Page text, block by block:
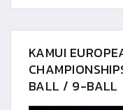
KAMUI
BALL / 9-BALL